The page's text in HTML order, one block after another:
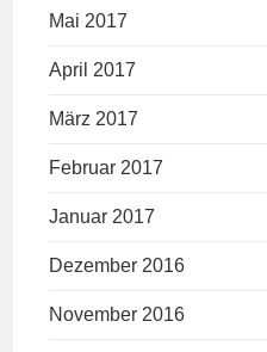
Mai 2017
April 2017
März 2017
Februar 2017
Januar 2017
Dezember 2016
November 2016